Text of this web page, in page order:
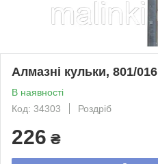
Алмазні кульки, 801/016
В наявності
Код: 34303
Роздріб
226 ₴